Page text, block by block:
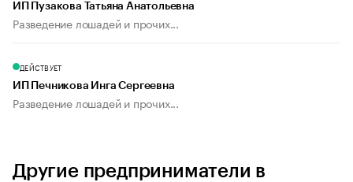
ИП Пузакова Татьяна Анатольевна
Разведение лошадей и прочих...
ДЕЙСТВУЕТ
ИП Печникова Инга Сергеевна
Разведение лошадей и прочих...
Другие предприниматели в